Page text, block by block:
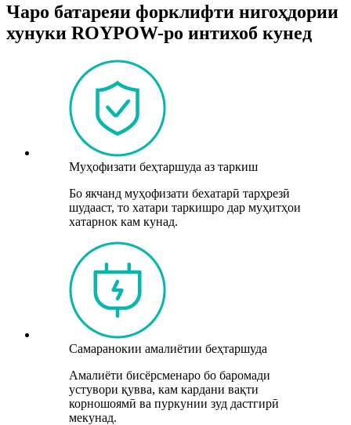
Чаро батареяи форклифти нигоҳдории
хунуки ROYPOW-ро интихоб кунед
Муҳофизати беҳтаршуда аз таркиш
Бо якчанд муҳофизати бехатарӣ тарҳрезӣ
шудааст, то хатари таркишро дар муҳитҳои
хатарнок кам кунад.
Самаранокии амалиётии беҳтаршуда
Амалиёти бисёрсменаро бо баромади
устувори қувва, кам кардани вақти
корношоямӣ ва пуркунии зуд дастгирӣ
мекунад.